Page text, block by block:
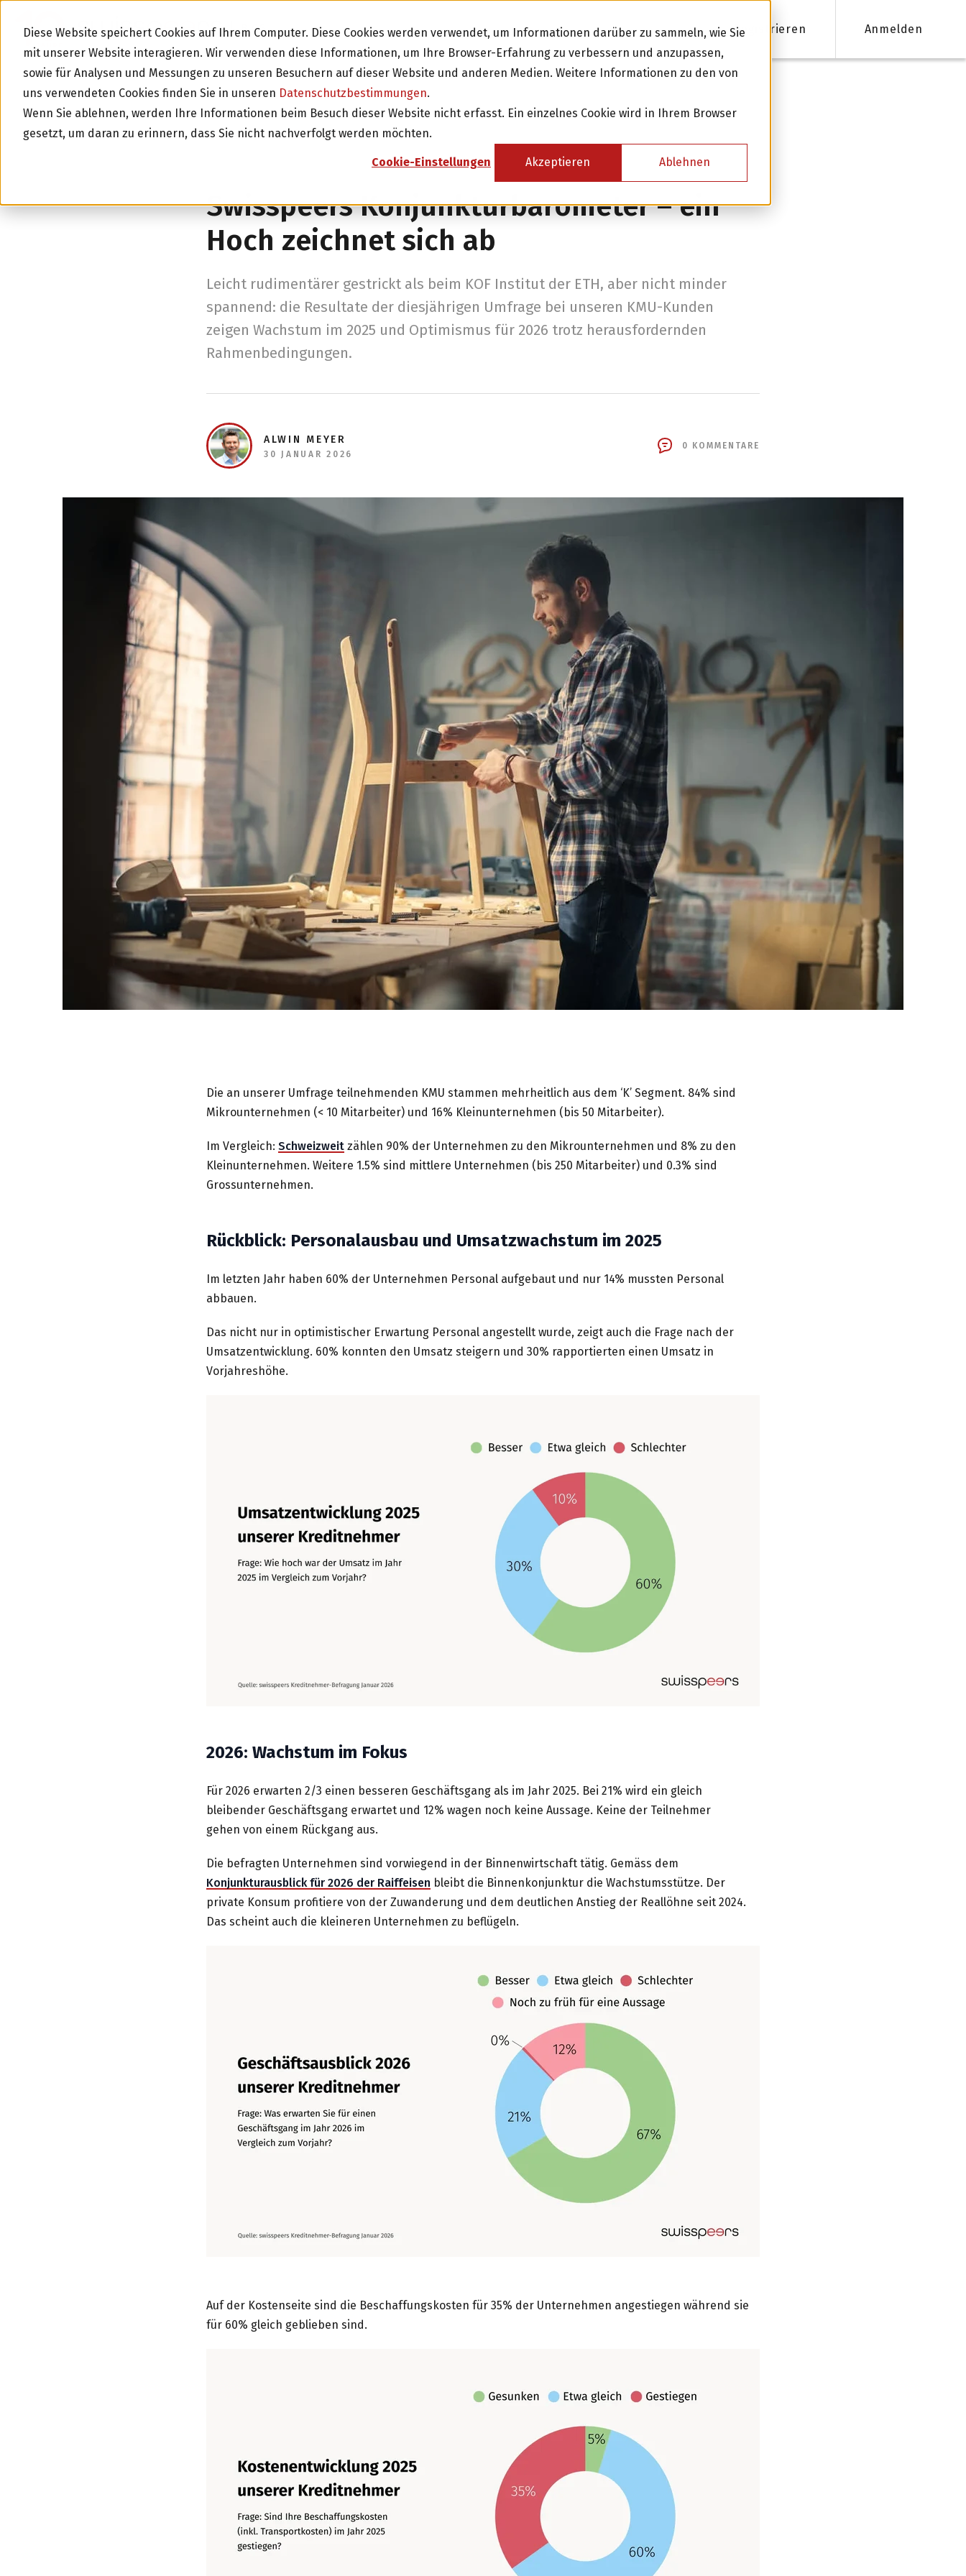
Diese Website speichert Cookies auf Ihrem Computer. Diese Cookies werden verwendet, um Informationen darüber zu sammeln, wie Sie
mit unserer Website interagieren. Wir verwenden diese Informationen, um Ihre Browser-Erfahrung zu verbessern und anzupassen,
sowie für Analysen und Messungen zu unseren Besuchern auf dieser Website und anderen Medien. Weitere Informationen zu den von
uns verwendeten Cookies finden Sie in unseren Datenschutzbestimmungen.
Wenn Sie ablehnen, werden Ihre Informationen beim Besuch dieser Website nicht erfasst. Ein einzelnes Cookie wird in Ihrem Browser
gesetzt, um daran zu erinnern, dass Sie nicht nachverfolgt werden möchten.
Cookie-Einstellungen Akzeptieren Ablehnen
BLOG Registrieren Anmelden
Investieren
Investition in Schweizer Unternehmen
Attraktive Renditen mit monatlichen
Rückzahlungen
Finanzieren
Firmenkredite ab 50'000 CHF
Persönliche Beratung für Ihre Finanzierung
Zurück zur Übersicht
Swisspeers Konjunkturbarometer – ein
Hoch zeichnet sich ab
Leicht rudimentärer gestrickt als beim KOF Institut der ETH, aber nicht minder
spannend: die Resultate der diesjährigen Umfrage bei unseren KMU-Kunden
zeigen Wachstum im 2025 und Optimismus für 2026 trotz herausfordernden
Rahmenbedingungen.
ALWIN MEYER
30 JANUAR 2026
0 KOMMENTARE
Die an unserer Umfrage teilnehmenden KMU stammen mehrheitlich aus dem ‘K’ Segment. 84% sind
Mikrounternehmen (< 10 Mitarbeiter) und 16% Kleinunternehmen (bis 50 Mitarbeiter).
Im Vergleich: Schweizweit zählen 90% der Unternehmen zu den Mikrounternehmen und 8% zu den
Kleinunternehmen. Weitere 1.5% sind mittlere Unternehmen (bis 250 Mitarbeiter) und 0.3% sind
Grossunternehmen.
Rückblick: Personalausbau und Umsatzwachstum im 2025
Im letzten Jahr haben 60% der Unternehmen Personal aufgebaut und nur 14% mussten Personal
abbauen.
Das nicht nur in optimistischer Erwartung Personal angestellt wurde, zeigt auch die Frage nach der
Umsatzentwicklung. 60% konnten den Umsatz steigern und 30% rapportierten einen Umsatz in
Vorjahreshöhe.
2026: Wachstum im Fokus
Für 2026 erwarten 2/3 einen besseren Geschäftsgang als im Jahr 2025. Bei 21% wird ein gleich
bleibender Geschäftsgang erwartet und 12% wagen noch keine Aussage. Keine der Teilnehmer
gehen von einem Rückgang aus.
Die befragten Unternehmen sind vorwiegend in der Binnenwirtschaft tätig. Gemäss dem
Konjunkturausblick für 2026 der Raiffeisen bleibt die Binnenkonjunktur die Wachstumsstütze. Der
private Konsum profitiere von der Zuwanderung und dem deutlichen Anstieg der Reallöhne seit 2024.
Das scheint auch die kleineren Unternehmen zu beflügeln.
Auf der Kostenseite sind die Beschaffungskosten für 35% der Unternehmen angestiegen während sie
für 60% gleich geblieben sind.